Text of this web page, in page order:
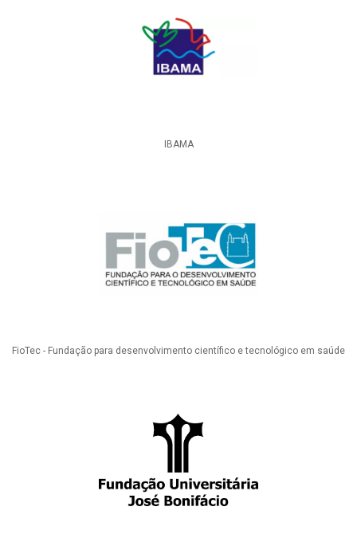
IBAMA
FioTec - Fundação para desenvolvimento científico e tecnológico em saúde